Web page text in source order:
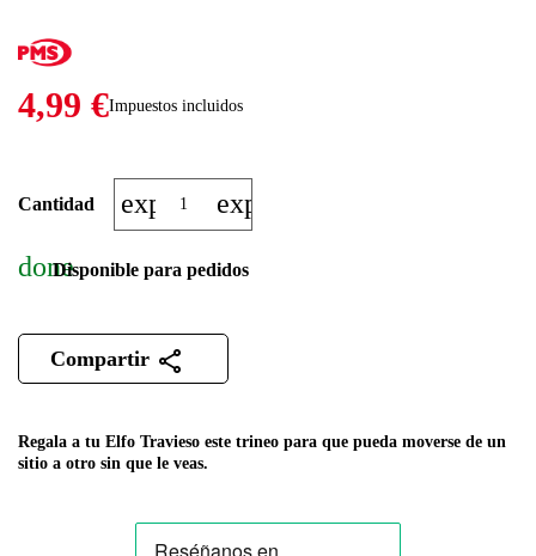
4,99 €Impuestos incluidos
Regala a tu Elfo Travieso este trineo para que pueda moverse de un
sitio a otro sin que le veas.
Cantidad expand_moreexpand_less
doneDisponible para pedidos
Compartir